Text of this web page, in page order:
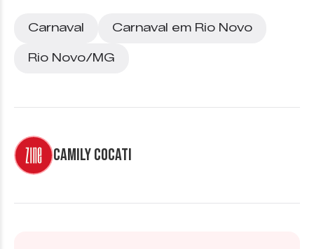
Carnaval Carnaval em Rio Novo
Rio Novo/MG
Camily Cocati